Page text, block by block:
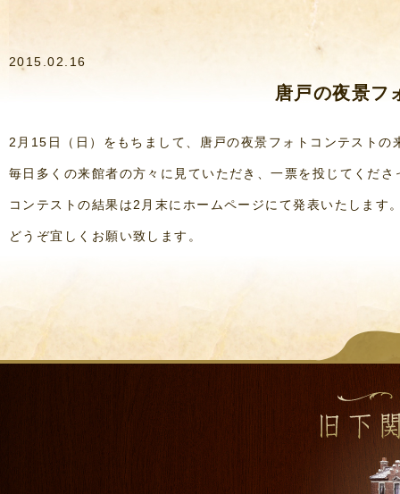
2015.02.16
唐戸の夜景フ
2月15日（日）をもちまして、唐戸の夜景フォトコンテストの
毎日多くの来館者の方々に見ていただき、一票を投じてくだ
コンテストの結果は2月末にホームページにて発表いたします
どうぞ宜しくお願い致します。